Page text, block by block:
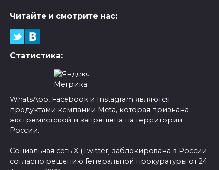
Читайте и смотрите нас:
Статистика:
WhatsApp, Facebook и Instagram являются
продуктами компании Meta, которая признана
экстремистской и запрещена на территории
России.
Социальная сеть X (Twitter) заблокирована в России
согласно решению Генеральной прокуратуры от 24